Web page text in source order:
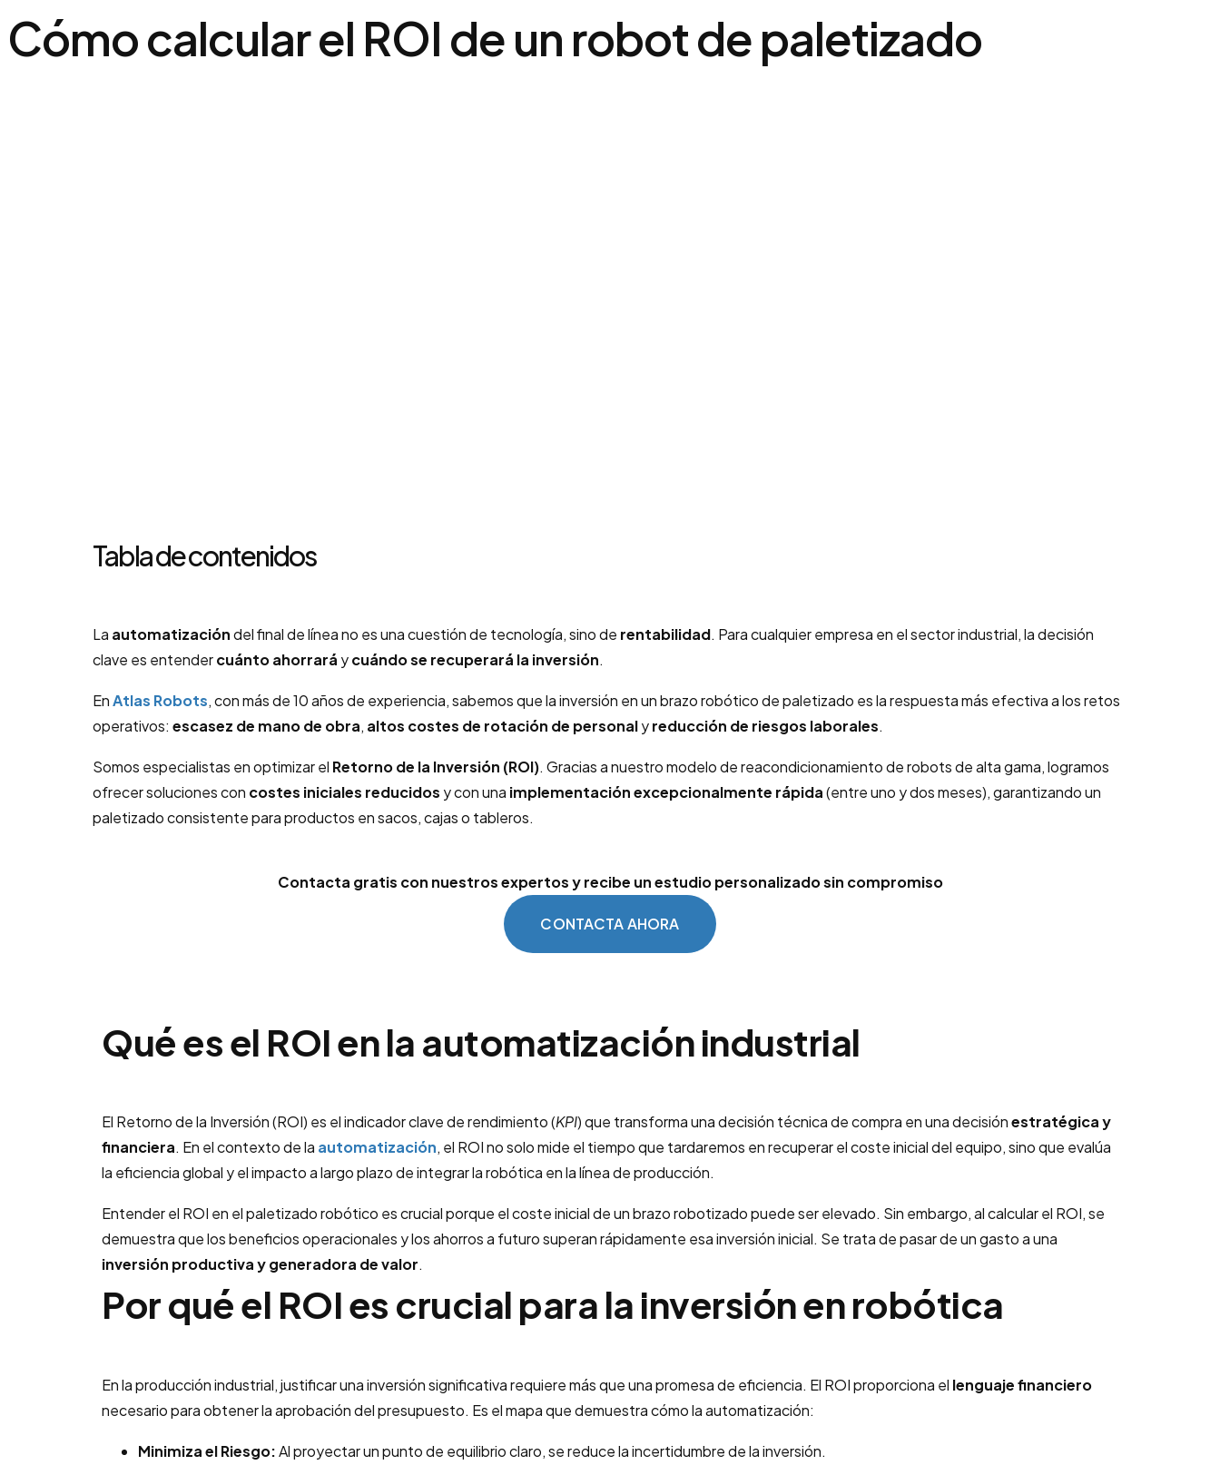
Cómo calcular el ROI de un robot de paletizado
Tabla de contenidos
La automatizacióndel final de línea no es una cuestión de tecnología, sino de rentabilidad. Para cualquier empresa en el sector industrial, la decisión
clave es entendercuánto ahorrará ycuándo se recuperará la inversión.
EnAtlas Robots, con más de 10 años de experiencia, sabemos que la inversión en un brazo robótico de paletizado es la respuesta más efectiva a los retos
operativos: escasez de mano de obra, altos costes de rotación de personalyreducción de riesgos laborales.
Somos especialistas en optimizar el Retorno de la Inversión (ROI). Gracias a nuestro modelo de reacondicionamiento de robots de alta gama, logramos
ofrecer soluciones con costes iniciales reducidos y con una implementación excepcionalmente rápida(entre uno y dos meses), garantizando un
paletizado consistente para productos en sacos, cajas o tableros.
Contacta gratis con nuestros expertos y recibe un estudio personalizado sin compromiso
CONTACTA AHORA
Qué es el ROI en la automatización industrial
El Retorno de la Inversión (ROI) es el indicador clave de rendimiento (KPI) que transforma una decisión técnica de compra en una decisiónestratégica y
financiera. En el contexto de la automatización, el ROI no solo mide el tiempo que tardaremos en recuperar el coste inicial del equipo, sino que evalúa
la eficiencia global y el impacto a largo plazo de integrar la robótica en la línea de producción.
Entender el ROI en el paletizado robótico es crucial porque el coste inicial de un brazo robotizado puede ser elevado. Sin embargo, al calcular el ROI, se
demuestra que los beneficios operacionales y los ahorros a futuro superan rápidamente esa inversión inicial. Se trata de pasar de un gasto a una
inversión productiva y generadora de valor.
Por qué el ROI es crucial para la inversión en robótica
En la producción industrial, justificar una inversión significativa requiere más que una promesa de eficiencia. El ROI proporciona el lenguaje financiero
necesario para obtener la aprobación del presupuesto. Es el mapa que demuestra cómo la automatización:
Minimiza el Riesgo:Al proyectar un punto de equilibrio claro, se reduce la incertidumbre de la inversión.